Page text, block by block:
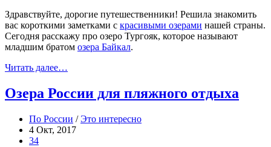
Здравствуйте, дорогие путешественники! Решила знакомить
вас короткими заметками с красивыми озерами нашей страны.
Сегодня расскажу про озеро Тургояк, которое называют
младшим братом озера Байкал.
Читать далее…
Озера России для пляжного отдыха
По России /Это интересно
4 Окт, 2017
34